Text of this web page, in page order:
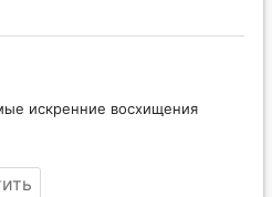
искренние восхищения